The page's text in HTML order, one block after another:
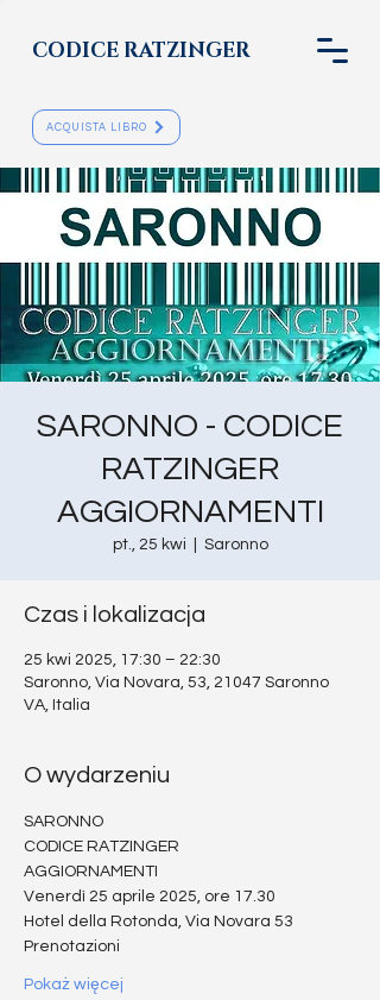
CODICE RATZINGER
ACQUISTA LIBRO
SARONNO - CODICE
RATZINGER
AGGIORNAMENTI
pt., 25 kwi Saronno
Czas i lokalizacja
25 kwi 2025, 17:30 – 22:30
Saronno, Via Novara, 53, 21047 Saronno
VA, Italia
O wydarzeniu
SARONNO
CODICE RATZINGER
AGGIORNAMENTI
Venerdì 25 aprile 2025, ore 17.30
Hotel della Rotonda, Via Novara 53
Prenotazioni
Pokaż więcej